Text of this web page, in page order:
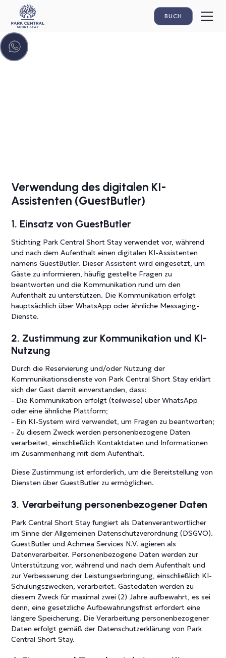
BUCH
USE OF AI
Verwendung des digitalen KI-
Assistenten (GuestButler)
1. Einsatz von GuestButler
Stichting Park Central Short Stay verwendet vor, während
und nach dem Aufenthalt einen digitalen KI-Assistenten
namens GuestButler. Dieser Assistent wird eingesetzt, um
Gäste zu informieren, häufig gestellte Fragen zu
beantworten und die Kommunikation rund um den
Aufenthalt zu unterstützen. Die Kommunikation erfolgt
hauptsächlich über WhatsApp oder ähnliche Messaging-
Dienste.
2. Zustimmung zur Kommunikation und KI-
Nutzung
Durch die Reservierung und/oder Nutzung der
Kommunikationsdienste von Park Central Short Stay erklärt
sich der Gast damit einverstanden, dass:
- Die Kommunikation erfolgt (teilweise) über WhatsApp
oder eine ähnliche Plattform;
- Ein KI-System wird verwendet, um Fragen zu beantworten;
- Zu diesem Zweck werden personenbezogene Daten
verarbeitet, einschließlich Kontaktdaten und Informationen
im Zusammenhang mit dem Aufenthalt.
Diese Zustimmung ist erforderlich, um die Bereitstellung von
Diensten über GuestButler zu ermöglichen.
3. Verarbeitung personenbezogener Daten
Park Central Short Stay fungiert als Datenverantwortlicher
im Sinne der Allgemeinen Datenschutzverordnung (DSGVO).
GuestButler und Achmea Services N.V. agieren als
Datenverarbeiter. Personenbezogene Daten werden zur
Unterstützung vor, während und nach dem Aufenthalt und
zur Verbesserung der Leistungserbringung, einschließlich KI-
Schulungszwecken, verarbeitet. Gästedaten werden zu
diesem Zweck für maximal zwei (2) Jahre aufbewahrt, es sei
denn, eine gesetzliche Aufbewahrungsfrist erfordert eine
längere Speicherung. Die Verarbeitung personenbezogener
Daten erfolgt gemäß der Datenschutzerklärung von Park
Central Short Stay.